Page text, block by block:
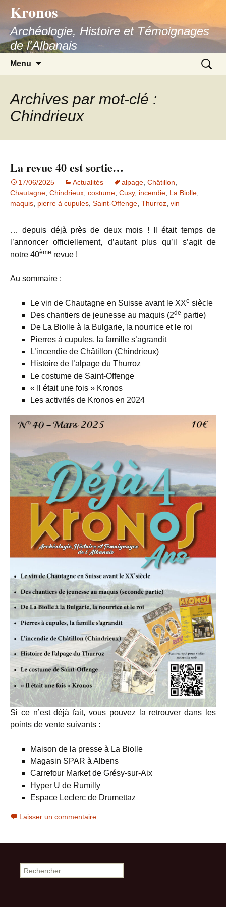
contenu
Kronos
Archéologie, Histoire et Témoignages
de l'Albanais
Menu
Archives par mot-clé :
Chindrieux
La revue 40 est sortie…
17/06/2025 Actualités alpage Châtillon
Chautagne Chindrieux costume Cusy, incendie La Biolle
maquis pierre à cupules Saint-Offenge Thurroz vin
… depuis déjà près de deux mois ! Il était temps de
l’annoncer officiellement, d’autant plus qu’il s’agit de
notre 40ème revue !
Au sommaire :
Le vin de Chautagne en Suisse avant le XXe siècle
Des chantiers de jeunesse au maquis (2de partie)
De La Biolle à la Bulgarie, la nourrice et le roi
Pierres à cupules, la famille s’agrandit
L’incendie de Châtillon (Chindrieux)
Histoire de l’alpage du Thurroz
Le costume de Saint-Offenge
« Il était une fois » Kronos
Les activités de Kronos en 2024
Si ce n’est déjà fait, vous pouvez la retrouver dans les
points de vente suivants :
Maison de la presse à La Biolle
Magasin SPAR à Albens
Carrefour Market de Grésy-sur-Aix
Hyper U de Rumilly
Espace Leclerc de Drumettaz
Laisser un commentaire
Rechercher :